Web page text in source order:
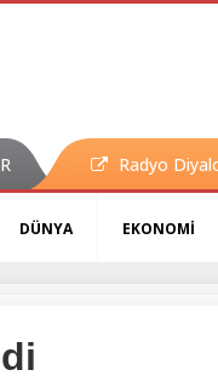
Radyo
DÜNYA EKONOMİ